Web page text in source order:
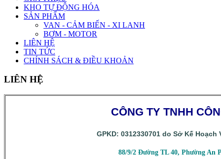
KHO TỰ ĐỘNG HÓA
SẢN PHẨM
VAN - CẢM BIẾN - XI LANH
BƠM - MOTOR
LIÊN HỆ
TIN TỨC
CHÍNH SÁCH & ĐIỀU KHOẢN
LIÊN HỆ
CÔNG TY TNHH
GPKD: 0312330701 do Sở Kế
88/9/2 Đường TL 40, Phường An